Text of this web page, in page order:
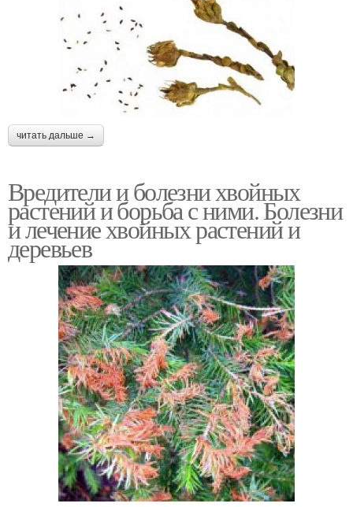
читать дальше →
Вредители и болезни хвойных
растений и борьба с ними. Болезни
и лечение хвойных растений и
деревьев